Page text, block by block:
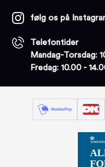
følg os på
Telefontider
Mandag-Torsdag:
Fredag: 10.00 -